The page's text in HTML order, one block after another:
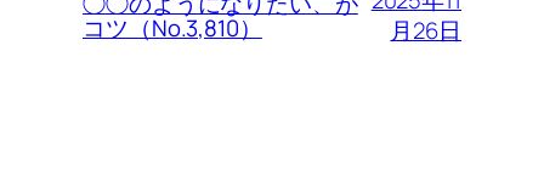
コツ（No.3,810）
月26日